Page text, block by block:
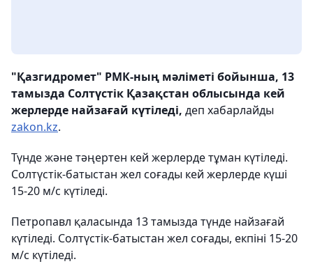
"Қазгидромет" РМК-ның мәліметі бойынша, 13
тамызда Солтүстік Қазақстан облысында кей
жерлерде найзағай күтіледі, деп хабарлайды
zakon.kz.
Түнде және тәңертен кей жерлерде тұман күтіледі.
Солтүстік-батыстан жел соғады кей жерлерде күші
15-20 м/с күтіледі.
Петропавл қаласында 13 тамызда түнде найзағай
күтіледі. Солтүстік-батыстан жел соғады, екпіні 15-20
м/с күтіледі.